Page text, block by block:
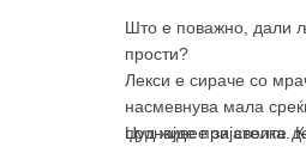
Што е поважно, дали
прости?
Лекси е сираче со
насмевнува мала
пронајде пријателка.
Џуд живее за своите